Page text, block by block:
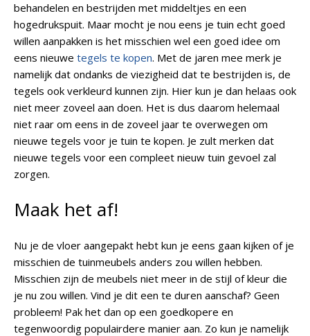
behandelen en bestrijden met middeltjes en een
hogedrukspuit. Maar mocht je nou eens je tuin echt goed
willen aanpakken is het misschien wel een goed idee om
eens nieuwe tegels te kopen. Met de jaren mee merk je
namelijk dat ondanks de viezigheid dat te bestrijden is, de
tegels ook verkleurd kunnen zijn. Hier kun je dan helaas ook
niet meer zoveel aan doen. Het is dus daarom helemaal
niet raar om eens in de zoveel jaar te overwegen om
nieuwe tegels voor je tuin te kopen. Je zult merken dat
nieuwe tegels voor een compleet nieuw tuin gevoel zal
zorgen.
Maak het af!
Nu je de vloer aangepakt hebt kun je eens gaan kijken of je
misschien de tuinmeubels anders zou willen hebben.
Misschien zijn de meubels niet meer in de stijl of kleur die
je nu zou willen. Vind je dit een te duren aanschaf? Geen
probleem! Pak het dan op een goedkopere en
tegenwoordig populairdere manier aan. Zo kun je namelijk